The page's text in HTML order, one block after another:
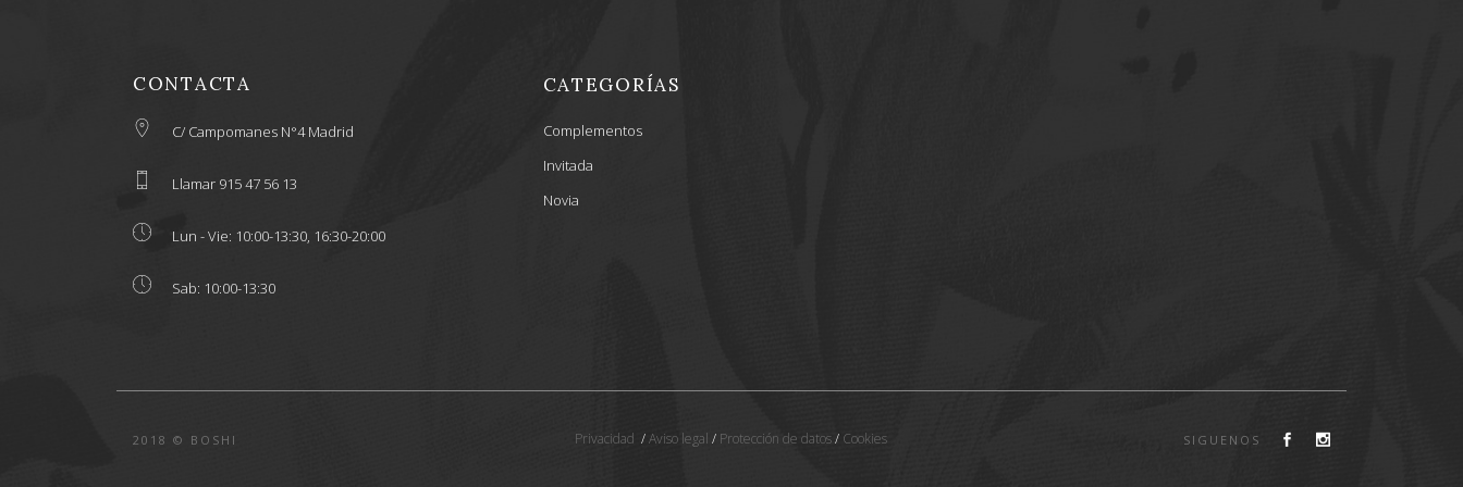
CONTACTA
C/ Campomanes N°4 Madrid
Llamar 915 47 56 13
Lun - Vie: 10:00-13:30, 16:30-20:00
Sab: 10:00-13:30
CATEGORÍAS
Complementos
Invitada
Novia
2018 © BOSHI Privacidad /Aviso legal / Protección de datos/ Cookies SIGUENOS